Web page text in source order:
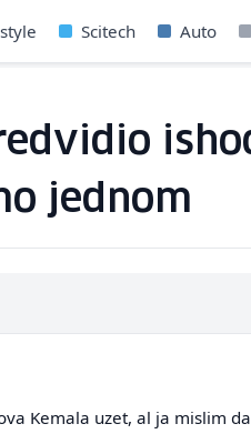
Scitech Auto
jednom
Kemala uzet, al ja mislim